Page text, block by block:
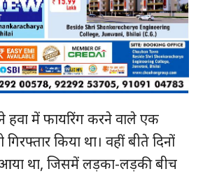
में फायरिंग करने वाले एक
किया था। वहीं बीते दिनों
था, जिसमें लड़का-लड़की बीच